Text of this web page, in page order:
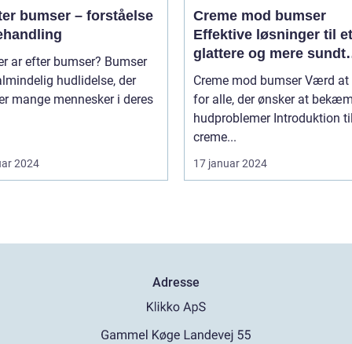
bumser – forståelse
efter bumser? Bumser
hudlidelse, der
mange mennesker i deres
2024
Creme mod bumser
Effektive løsninger til et
glattere og mere sundt
udseende
Creme mod bumser Værd at vide
for alle, der ønsker at
hudproblemer Introduktion til
creme...
17 januar 2024
Adresse